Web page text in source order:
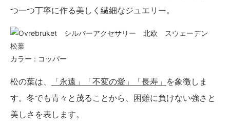
つ一つ丁寧に作る美しく繊細なジュエリー。
カラー : コッパー
松の葉は、 「永遠」「不変の愛」「長寿」 を象徴しま
す。冬でも青々と茂ることから、困難に負けない強さと
美しさを表します。